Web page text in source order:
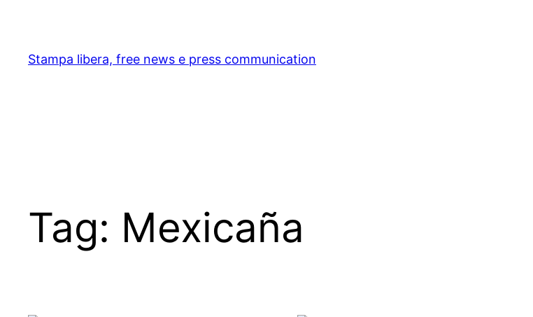
content
Stampa libera, free news e press communication
Tag: Mexicaña